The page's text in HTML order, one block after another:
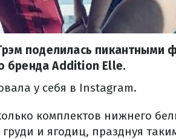
поделилась пикантными
бренда Addition Elle.
у себя в Instagram.
комплектов нижнего
и ягодиц, празднуя